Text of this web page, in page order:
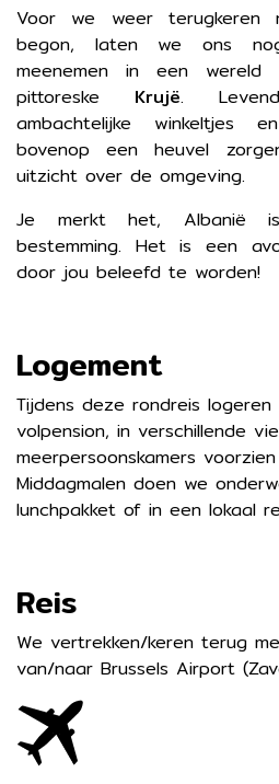
Voor we weer terugkeren
begon, laten we ons
meenemen in een
pittoreske Krujë.
ambachtelijke winkeltjes
bovenop een heuvel
uitzicht over de omgeving.
Je merkt het, Albanië
bestemming. Het is een
door jou beleefd te worden!
Logement
Tijdens deze rondreis
volpension, in verschillende
meerpersoonskamers
Middagmalen doen we
lunchpakket of in een lokaal
Reis
We vertrekken/keren terug
van/naar Brussels Airport